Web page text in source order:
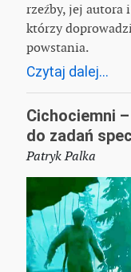
rzeźby, jej autora
którzy
powstania.
Czytaj dalej...
Cichociemni
do zadań
Patryk Palka